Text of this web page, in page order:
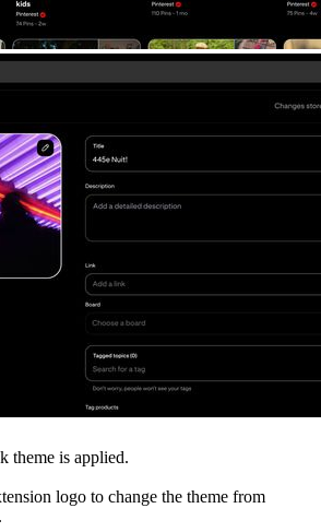
theme is applied.
logo to change the theme from